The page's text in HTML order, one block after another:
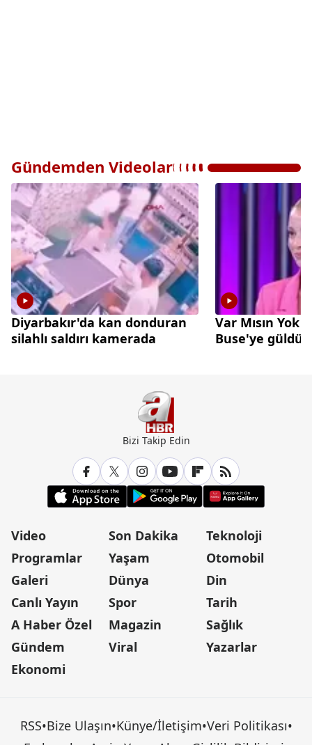
Gündemden Videolar
Diyarbakır'da kan donduran
silahlı saldırı kamerada
Var Mısın Yok
Buse'ye güldü
Bizi Takip Edin
Video
Programlar
Galeri
Canlı Yayın
A Haber Özel
Gündem
Ekonomi
Son Dakika
Yaşam
Dünya
Spor
Magazin
Viral
Teknoloji
Otomobil
Din
Tarih
Sağlık
Yazarlar
RSS•Bize Ulaşın•Künye/İletişim•Veri Politikası•